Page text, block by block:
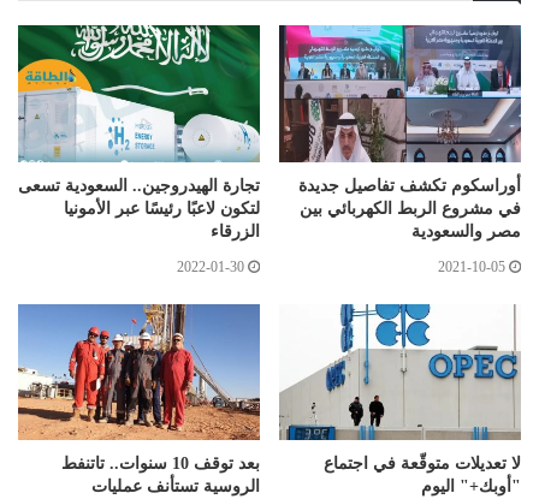
أوراسكوم تكشف تفاصيل جديدة
في مشروع الربط الكهربائي بين
مصر والسعودية
2021-10-05
تجارة الهيدروجين.. السعودية تسعى
لتكون لاعبًا رئيسًا عبر الأمونيا
الزرقاء
2022-01-30
لا تعديلات متوقّعة في اجتماع
"أوبك+" اليوم
بعد توقف 10 سنوات.. تاتنفط
الروسية تستأنف عمليات